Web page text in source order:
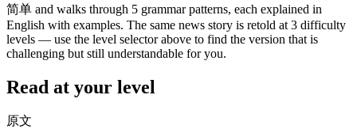
简单 and walks through 5 grammar patterns, each explained in
English with examples. The same news story is retold at 3 difficulty
levels — use the level selector above to find the version that is
challenging but still understandable for you.
Read at your level
原文